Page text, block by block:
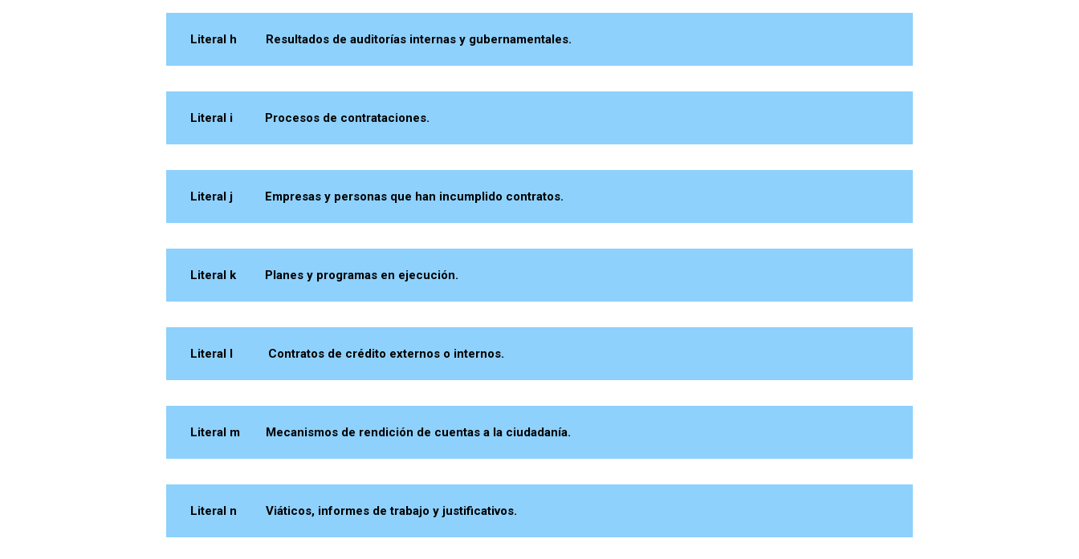
Literal h Resultados de auditorías internas y gubernamentales.
Literal i Procesos de contrataciones.
Literal j Empresas y personas que han incumplido contratos.
Literal k Planes y programas en ejecución.
Literal l Contratos de crédito externos o internos.
Literal m Mecanismos de rendición de cuentas a la ciudadanía.
Literal n Viáticos, informes de trabajo y justificativos.